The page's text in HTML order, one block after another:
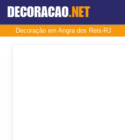
DECORACAO.NET
Decoração em Angra dos Reis-RJ